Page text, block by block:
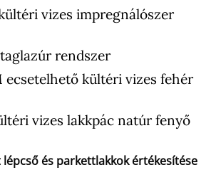
vizes impregnálószer
rendszer
ecsetelhető kültéri vizes fehér
vizes lakkpác natúr fenyő
és parkettlakkok értékesítése